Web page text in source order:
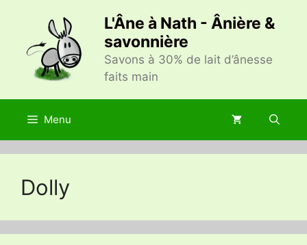
contenu
L'Âne à Nath - Ânière &
savonnière
Savons à 30% de lait d’ânesse
faits main
Menu
Dolly